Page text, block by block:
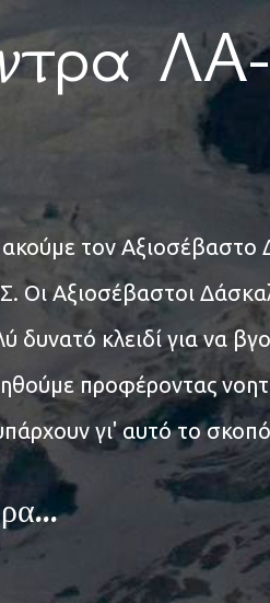
ακούμε τον
Οι Αξιοσέβαστοι
δυνατό κλειδί για να
προφέροντας
γι' αυτό το